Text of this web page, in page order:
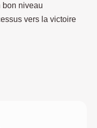
bon niveau
vers la victoire